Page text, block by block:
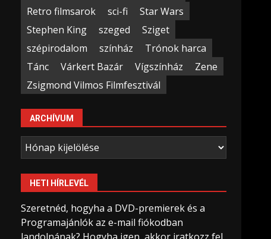
Retro filmsarok
sci-fi
Star Wars
Stephen King
szeged
Sziget
szépirodalom
színház
Trónok harca
Tánc
Várkert Bazár Vígszínház
Zene
Zsigmond Vilmos Filmfesztivál
ARCHÍVUM
Archívum
HETI HÍRLEVÉL
Szeretnéd, hogyha a DVD-premierek és a
Programajánlók az e-mail fiókodban